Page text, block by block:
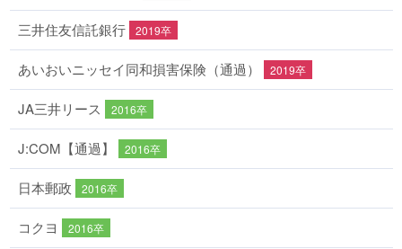
三井住友信託銀行 2019卒
あいおいニッセイ同和損害保険（通過） 2019卒
JA三井リース 2016卒
J:COM【通過】 2016卒
日本郵政 2016卒
コクヨ 2016卒